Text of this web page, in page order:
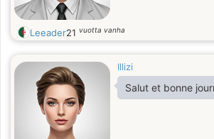
Leeader21 vuotta vanha
Illizi
Salut et bonne